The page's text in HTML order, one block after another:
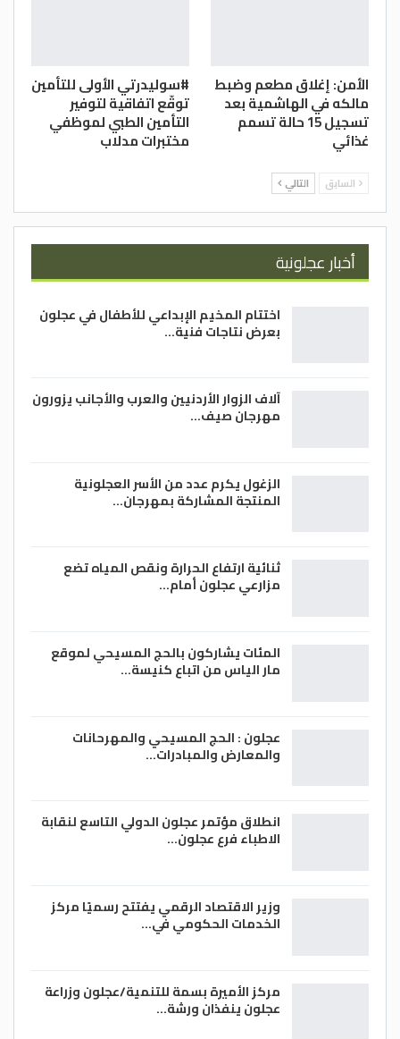
الأمن: إغلاق مطعم وضبط
مالكه في الهاشمية بعد
تسجيل 15 حالة تسمم
غذائي
#سوليدرتي الأولى للتأمين
توقّع اتفاقية لتوفير
التأمين الطبي لموظفي
مختبرات مدلاب
السابق التالي
أخبار عجلونية
اختتام المخيم الإبداعي للأطفال في عجلون
بعرض نتاجات فنية…
آلاف الزوار الأردنيين والعرب والأجانب يزورون
مهرجان صيف…
الزغول يكرم عدد من الأسر العجلونية
المنتجة المشاركة بمهرجان…
ثنائية ارتفاع الحرارة ونقص المياه تضع
مزارعي عجلون أمام…
المئات يشاركون بالحج المسيحي لموقع
مار الياس من اتباع كنيسة…
عجلون : الحج المسيحي والمهرحانات
والمعارض والمبادرات…
انطلاق مؤتمر عجلون الدولي التاسع لنقابة
الاطباء فرع عجلون…
وزير الاقتصاد الرقمي يفتتح رسميًا مركز
الخدمات الحكومي في…
مركز الأميرة بسمة للتنمية/عجلون وزراعة
عجلون ينفذان ورشة…